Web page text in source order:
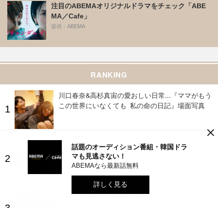
注目のABEMAオリジナルドラマをチェック「ABE
MA／Cafe」
提供：ABEMA
RANKING
川口春奈&高杉真宙の愛おしい日常...『ママがもう
この世界にいなくても 私の命の日記』場面写真
「涙なしでは見れません」“千代”出口夏希が歩むそ
の後の物語、井之脇海がキーパーソン『あの星が
降る丘で、君とまた出会いたい。』
『Michael/マイケル』続編、製作開始時期と公開
×
話題のオーディション番組・韓国ドラ
マも見逃さない！
ABEMAなら最新話無料
詳しく見る